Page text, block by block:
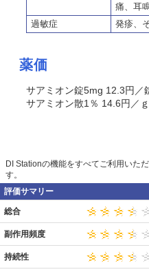
痛、耳
過敏症 発疹、
薬価
サアミオン錠5mg 12.3円／
サアミオン散1％ 14.6円／ｇ
DI Stationの機能をすべてご利用いただ
す。
評価サマリー
総合
副作用頻度
持続性